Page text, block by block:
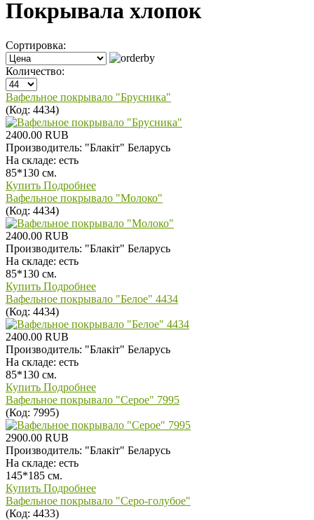
Покрывала хлопок
Сортировка:
Количество:
Вафельное покрывало "Брусника"
(Код: 4434)
2400.00 RUB
Производитель: "Блакiт" Беларусь
На складе: есть
85*130 см.
Купить Подробнее
Вафельное покрывало "Молоко"
(Код: 4434)
2400.00 RUB
Производитель: "Блакiт" Беларусь
На складе: есть
85*130 см.
Купить Подробнее
Вафельное покрывало "Белое" 4434
(Код: 4434)
2400.00 RUB
Производитель: "Блакiт" Беларусь
На складе: есть
85*130 см.
Купить Подробнее
Вафельное покрывало "Серое" 7995
(Код: 7995)
2900.00 RUB
Производитель: "Блакiт" Беларусь
На складе: есть
145*185 см.
Купить Подробнее
Вафельное покрывало "Серо-голубое"
(Код: 4433)